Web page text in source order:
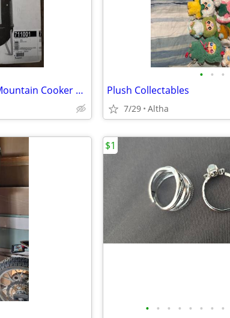
New Weber 14-in Smokey Mountain Cooker Vertical Charcoal Smoker
• • •
Plush Collectables
7/29 Altha
• • • • • • • •
$1